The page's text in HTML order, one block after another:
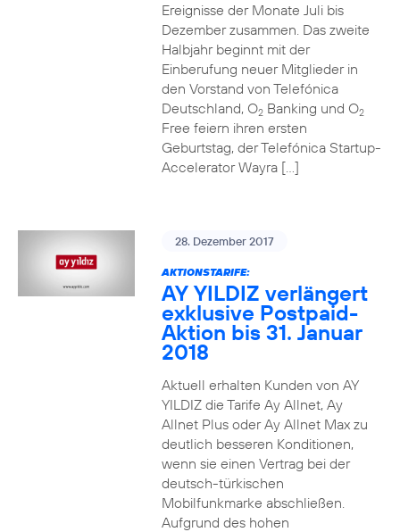
Ereignisse der Monate Juli bis
Dezember zusammen. Das zweite
Halbjahr beginnt mit der
Einberufung neuer Mitglieder in
den Vorstand von Telefónica
Deutschland, O2Banking und O2
Free feiern ihren ersten
Geburtstag, der Telefónica Startup-
Accelerator Wayra […]
28. Dezember 2017
AKTIONSTARIFE:
AY YILDIZ verlängert
exklusive Postpaid-
Aktion bis 31. Januar
2018
Aktuell erhalten Kunden von AY
YILDIZ die Tarife Ay Allnet, Ay
Allnet Plus oder Ay Allnet Max zu
deutlich besseren Konditionen,
wenn sie einen Vertrag bei der
deutsch-türkischen
Mobilfunkmarke abschließen.
Aufgrund des hohen